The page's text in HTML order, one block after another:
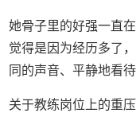
她骨子里的好强一直
觉得是因为经历多了
同的声音、平静地看
关于教练岗位上的重